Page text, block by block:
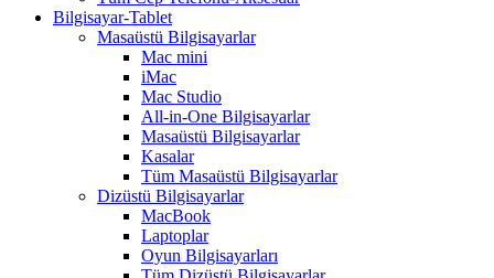
Bilgisayar-Tablet
Masaüstü Bilgisayarlar
Mac mini
iMac
Mac Studio
All-in-One Bilgisayarlar
Masaüstü Bilgisayarlar
Kasalar
Tüm Masaüstü Bilgisayarlar
Dizüstü Bilgisayarlar
MacBook
Laptoplar
Oyun Bilgisayarları